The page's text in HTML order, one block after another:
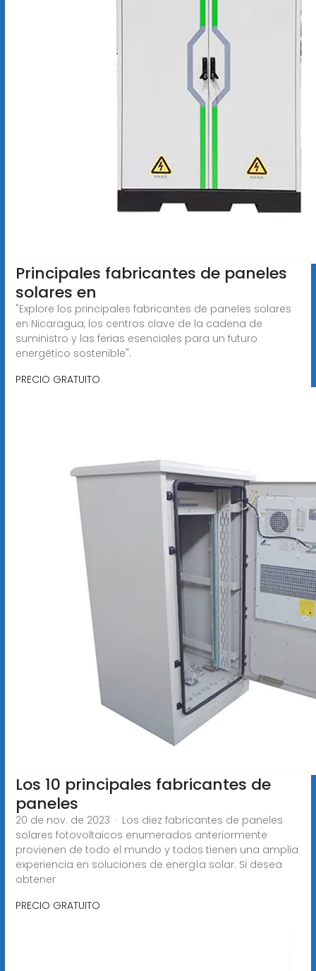
Principales fabricantes de paneles
solares en
"Explore los principales fabricantes de paneles solares
en Nicaragua, los centros clave de la cadena de
suministro y las ferias esenciales para un futuro
energético sostenible".
PRECIO GRATUITO
Los 10 principales fabricantes de
paneles
20 de nov. de 2023 · Los diez fabricantes de paneles
solares fotovoltaicos enumerados anteriormente
provienen de todo el mundo y todos tienen una amplia
experiencia en soluciones de energía solar. Si desea
obtener
PRECIO GRATUITO